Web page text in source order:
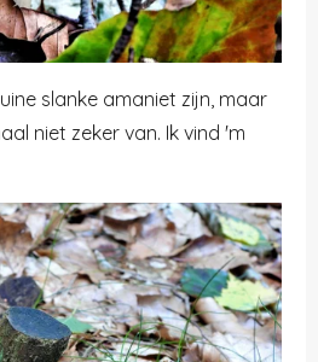
slanke amaniet zijn, maar
niet zeker van. Ik vind 'm